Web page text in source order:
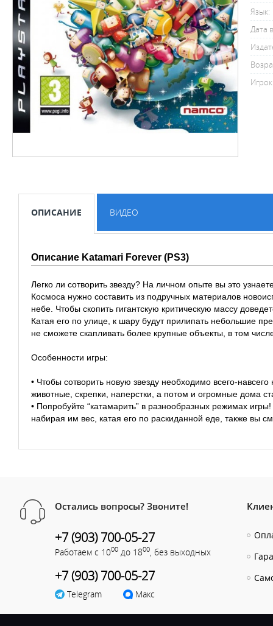
Язык:
Дата
ОПИСАНИЕ ВИДЕО
Описание Katamari Forever (PS3)
Легко ли сотворить звезду? На личном опыте вы это
Космоса нужно составить из подручных материалов
небе. Чтобы скопить гигантскую критическую массу
Катая его по улице, к шару будут прилипать небольшие
не сможете скапливать более крупные объекты, в том
Особенности игры:
• Чтобы сотворить новую звезду необходимо всего-
животные, скрепки, наперстки, а потом и огромные дома
• Попробуйте “катамарить” в разнообразных режимах
набирая им вес, катая его по раскиданной еде, также вы
Остались вопросы? Звоните!
+7 (903) 700-05-27
Работаем с 1000 до 1800 , без выходных
+7 (903) 700-05-27
Telegram Макс